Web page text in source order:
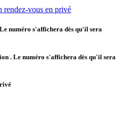
rendez-vous en privé
numéro s'affichera dès qu'il sera
. Le numéro s'affichera dès qu'il sera